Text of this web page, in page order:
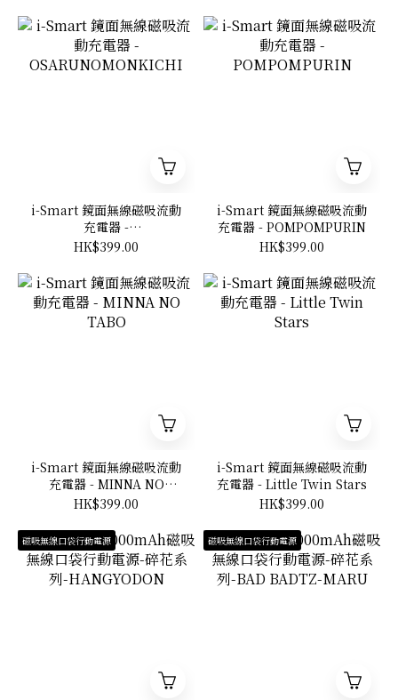
i-Smart 鏡面無線磁吸流動
充電器 -
OSARUNOMONKICHI
HK$399.00
i-Smart 鏡面無線磁吸流動
充電器 - POMPOMPURIN
HK$399.00
i-Smart 鏡面無線磁吸流動
充電器 - MINNA NO
TABO
HK$399.00
i-Smart 鏡面無線磁吸流動
充電器 - Little Twin Stars
HK$399.00
磁吸無線口袋行動電源 磁吸無線口袋行動電源